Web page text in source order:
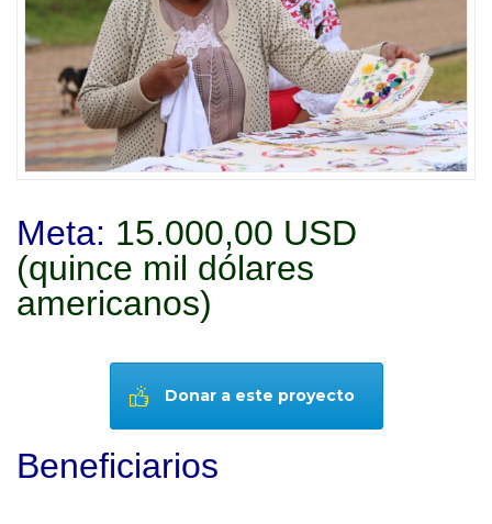
Meta: 15.000,00 USD
(quince mil dólares
americanos)
Donar a este proyecto
Beneficiarios